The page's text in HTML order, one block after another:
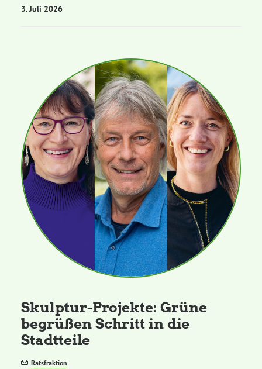
3. Juli 2026
Skulptur-Projekte: Grüne
begrüßen Schritt in die
Stadtteile
Ratsfraktion